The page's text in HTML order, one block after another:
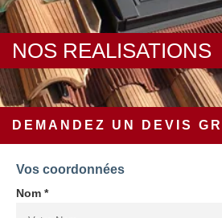
NOS REALISATIONS
DEMANDEZ UN DEVIS
Vos coordonnées
Nom *